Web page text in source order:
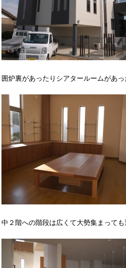
囲炉裏があったりシアタールームがあ
中２階への階段は広くて大勢集まっても